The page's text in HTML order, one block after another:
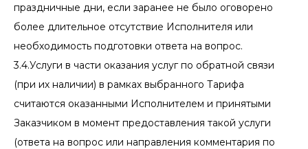
праздничные дни, если заранее не было оговорено
более длительное отсутствие Исполнителя или
необходимость подготовки ответа на вопрос.
3.4.Услуги в части оказания услуг по обратной связи
(при их наличии) в рамках выбранного Тарифа
считаются оказанными Исполнителем и принятыми
Заказчиком в момент предоставления такой услуги
(ответа на вопрос или направления комментария по